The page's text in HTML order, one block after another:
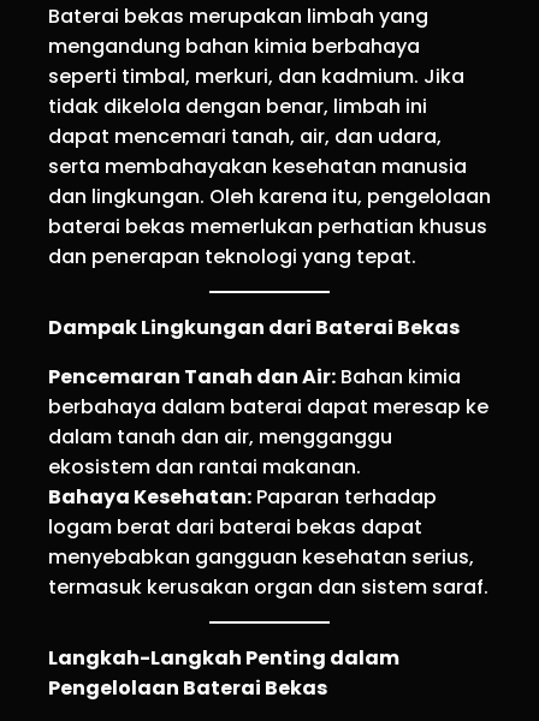
Baterai bekas merupakan limbah yang
mengandung bahan kimia berbahaya
seperti timbal, merkuri, dan kadmium. Jika
tidak dikelola dengan benar, limbah ini
dapat mencemari tanah, air, dan udara,
serta membahayakan kesehatan manusia
dan lingkungan. Oleh karena itu, pengelolaan
baterai bekas memerlukan perhatian khusus
dan penerapan teknologi yang tepat.
Dampak Lingkungan dari Baterai Bekas
Pencemaran Tanah dan Air: Bahan kimia
berbahaya dalam baterai dapat meresap ke
dalam tanah dan air, mengganggu
ekosistem dan rantai makanan.
Bahaya Kesehatan: Paparan terhadap
logam berat dari baterai bekas dapat
menyebabkan gangguan kesehatan serius,
termasuk kerusakan organ dan sistem saraf.
Langkah-Langkah Penting dalam
Pengelolaan Baterai Bekas